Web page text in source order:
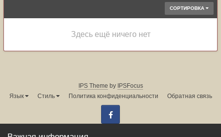
СОРТИРОВКА
Здесь ещё ничего нет
IPS Theme by IPSFocus
Язык
Стиль Политика конфиденциальности Обратная связь
Администрация форума: